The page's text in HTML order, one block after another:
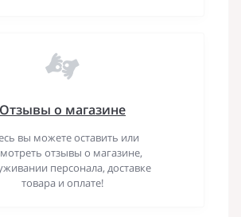
Отзывы о магазине
вы можете оставить или
отзывы о магазине,
персонала, доставке
товара и оплате!